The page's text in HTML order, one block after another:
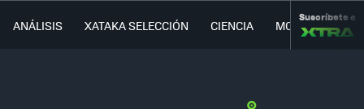
ANÁLISIS XATAKA SELECCIÓN CIENCIA MOVILIDAD
Suscríbete a